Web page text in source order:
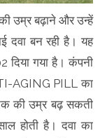
उम्र बढ़ाने और उन्हें
बन रही है। यह
गया है। कंपनी
AGING PILL का
की उम्र बढ़ सकती
होती है। दवा का